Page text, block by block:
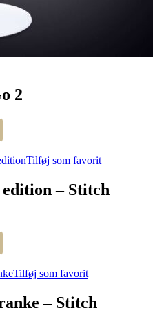
2
Tilføj som favorit
– Stitch
Tilføj som favorit
– Stitch